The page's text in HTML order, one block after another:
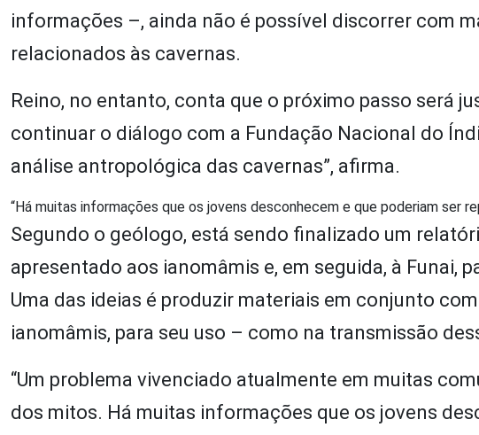
informações –, ainda não é possível discorrer com
relacionados às cavernas.
Reino, no entanto, conta que o próximo passo será
continuar o diálogo com a Fundação Nacional do
análise antropológica das cavernas”, afirma.
“Há muitas informações que os jovens desconhecem e que poderiam ser
Segundo o geólogo, está sendo finalizado um
apresentado aos ianomâmis e, em seguida, à Funai,
Uma das ideias é produzir materiais em conjunto
ianomâmis, para seu uso – como na transmissão
“Um problema vivenciado atualmente em muitas
dos mitos. Há muitas informações que os jovens